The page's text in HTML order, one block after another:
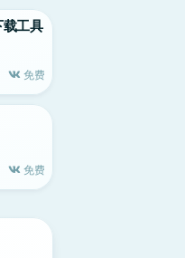
工具
免费
免费